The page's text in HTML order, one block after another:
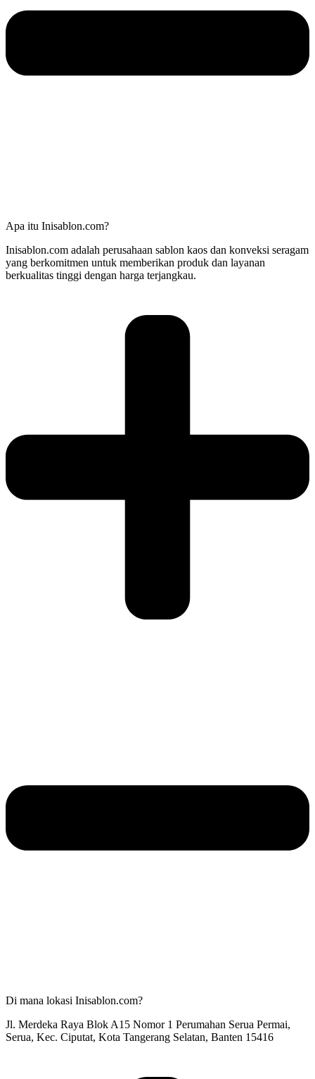
Apa itu Inisablon.com?
Inisablon.com adalah perusahaan sablon kaos dan konveksi seragam
yang berkomitmen untuk memberikan produk dan layanan
berkualitas tinggi dengan harga terjangkau.
Di mana lokasi Inisablon.com?
Jl. Merdeka Raya Blok A15 Nomor 1 Perumahan Serua Permai,
Serua, Kec. Ciputat, Kota Tangerang Selatan, Banten 15416